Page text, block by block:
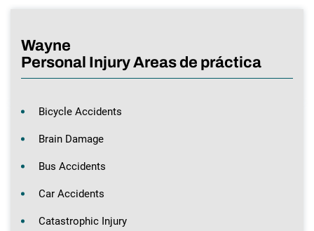
Wayne
Personal Injury Areas de práctica
Bicycle Accidents
Brain Damage
Bus Accidents
Car Accidents
Catastrophic Injury